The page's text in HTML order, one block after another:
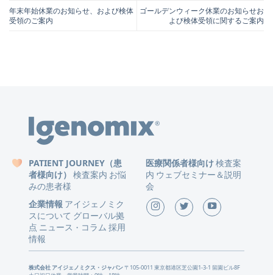
年末年始休業のお知らせ、および検体
受領のご案内
ゴールデンウィーク休業のお知らせお
よび検体受領に関するご案内
PATIENT JOURNEY（患
者様向け） 検査案内 お悩
みの患者様
医療関係者様向け検査案
内 ウェブセミナー＆説明
会
企業情報 アイジェノミク
スについて グローバル拠
点 ニュース ・ コラム 採用
情報
株式会社 アイジェノミクス・ジャパン〒105-0011 東京都港区芝公園1-3-1 留園ビル8F